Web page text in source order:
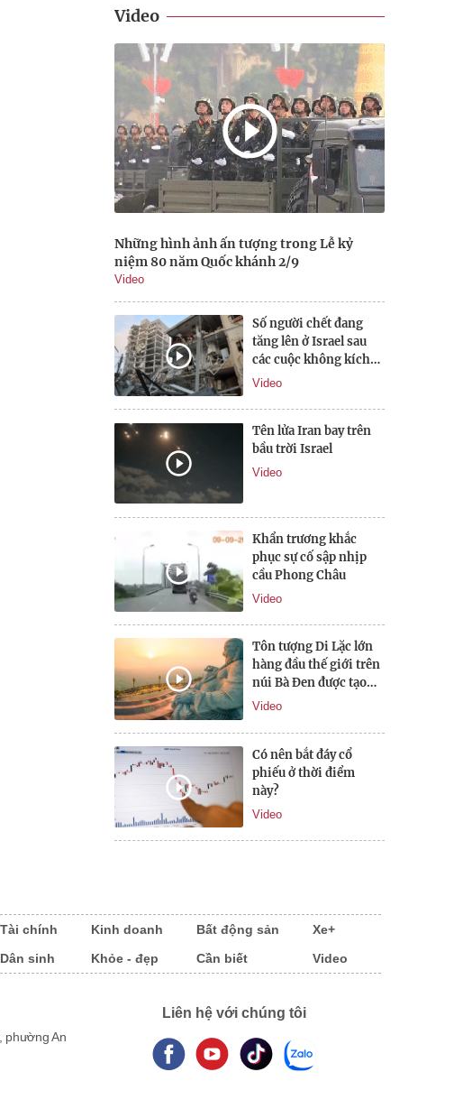
Video
Những hình ảnh ấn tượng trong Lễ kỷ
niệm 80 năm Quốc khánh 2/9
Video
Số người chết đang
tăng lên ở Israel sau
các cuộc không kích
của Iran
Video
Tên lửa Iran bay trên
bầu trời Israel
Video
Khẩn trương khắc
phục sự cố sập nhịp
cầu Phong Châu
Video
Tôn tượng Di Lặc lớn
hàng đầu thế giới trên
núi Bà Đen được tạo
tác như nào?
Video
Có nên bắt đáy cổ
phiếu ở thời điểm
này?
Video
Tài chính Kinh doanh Bất động sản
Xe+
Dân sinh Khỏe - đẹp Cần biết Video
phường An
Liên hệ với chúng tôi